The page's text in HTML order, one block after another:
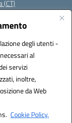
degli utenti -
al
servizi
inoltre,
da Web
Cookie Policy.
(CT)
istsc_CTIC83200R
S.r.l.